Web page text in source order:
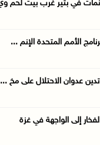
الأمم المتحدة الإنم ...
عدوان الاحتلال على مخ ...
إلى الواجهة في غزة